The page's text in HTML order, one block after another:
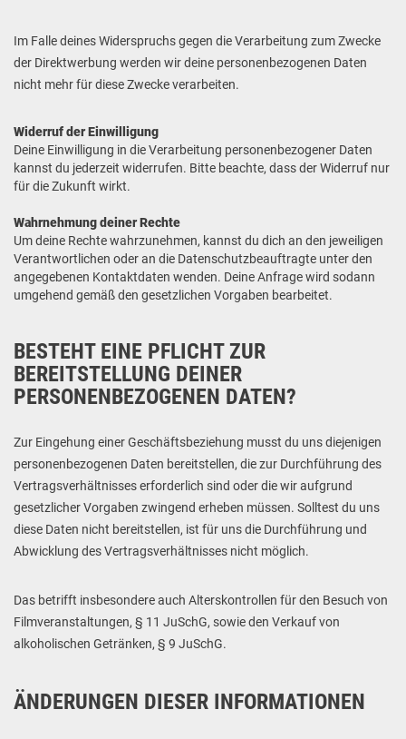
Im Falle deines Widerspruchs gegen die Verarbeitung zum Zwecke
der Direktwerbung werden wir deine personenbezogenen Daten
nicht mehr für diese Zwecke verarbeiten.
Widerruf der Einwilligung
Deine Einwilligung in die Verarbeitung personenbezogener Daten
kannst du jederzeit widerrufen. Bitte beachte, dass der Widerruf nur
für die Zukunft wirkt.
Wahrnehmung deiner Rechte
Um deine Rechte wahrzunehmen, kannst du dich an den jeweiligen
Verantwortlichen oder an die Datenschutzbeauftragte unter den
angegebenen Kontaktdaten wenden. Deine Anfrage wird sodann
umgehend gemäß den gesetzlichen Vorgaben bearbeitet.
BESTEHT EINE PFLICHT ZUR
BEREITSTELLUNG DEINER
PERSONENBEZOGENEN DATEN?
Zur Eingehung einer Geschäftsbeziehung musst du uns diejenigen
personenbezogenen Daten bereitstellen, die zur Durchführung des
Vertragsverhältnisses erforderlich sind oder die wir aufgrund
gesetzlicher Vorgaben zwingend erheben müssen. Solltest du uns
diese Daten nicht bereitstellen, ist für uns die Durchführung und
Abwicklung des Vertragsverhältnisses nicht möglich.
Das betrifft insbesondere auch Alterskontrollen für den Besuch von
Filmveranstaltungen, § 11 JuSchG, sowie den Verkauf von
alkoholischen Getränken, § 9 JuSchG.
ÄNDERUNGEN DIESER INFORMATIONEN